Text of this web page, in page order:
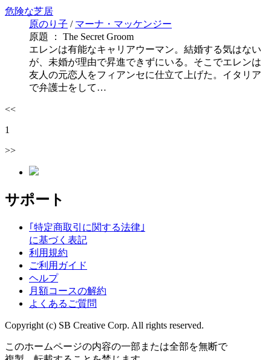
危険な芝居
原のり子 / マーナ・マッケンジー
原題 ： The Secret Groom
エレンは有能なキャリアウーマン。結婚する気はない
が、未婚が理由で昇進できずにいる。そこでエレンは
友人の元恋人をフィアンセに仕立て上げた。イタリア
で弁護士をして…
<<
1
>>
サポート
｢特定商取引に関する法律｣
に基づく表記
利用規約
ご利用ガイド
ヘルプ
月額コースの解約
よくあるご質問
Copyright (c) SB Creative Corp. All rights reserved.
このホームページの内容の一部または全部を無断で